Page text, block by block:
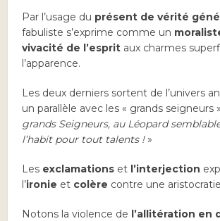
Par l’usage du présent de vérité
fabuliste s’exprime comme un
vivacité de l’esprit aux charmes
l’apparence.
Les deux derniers sortent de l’univers
un parallèle avec les « grands seigneurs
grands Seigneurs, au Léopard
l’habit pour tout talents !»
Les exclamations et l’interjection
l’ironie et colère contre une
Notons la violence de l’allitération en